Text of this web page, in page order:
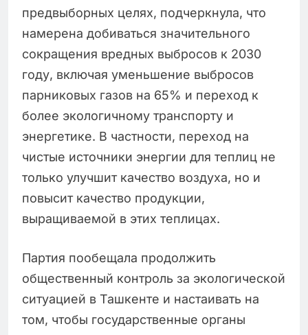
предвыборных целях, подчеркнула, что
намерена добиваться значительного
сокращения вредных выбросов к 2030
году, включая уменьшение выбросов
парниковых газов на 65% и переход к
более экологичному транспорту и
энергетике. В частности, переход на
чистые источники энергии для теплиц не
только улучшит качество воздуха, но и
повысит качество продукции,
выращиваемой в этих теплицах.
Партия пообещала продолжить
общественный контроль за экологической
ситуацией в Ташкенте и настаивать на
том, чтобы государственные органы